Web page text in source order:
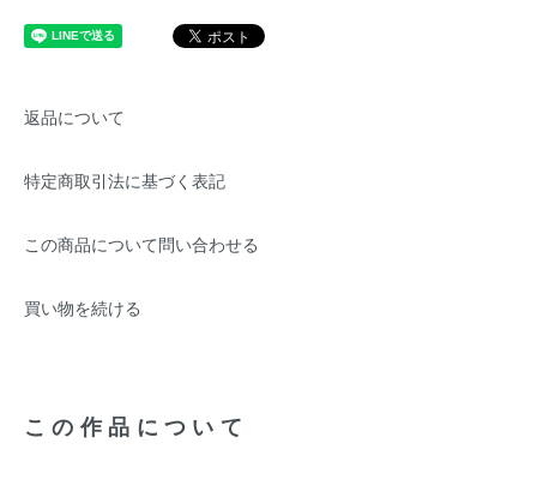
返品について
特定商取引法に基づく表記
この商品について問い合わせる
買い物を続ける
この作品について